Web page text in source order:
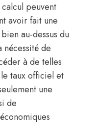
peuvent
avoir fait une
au-dessus du
nécessité de
à de telles
taux officiel et
une
de